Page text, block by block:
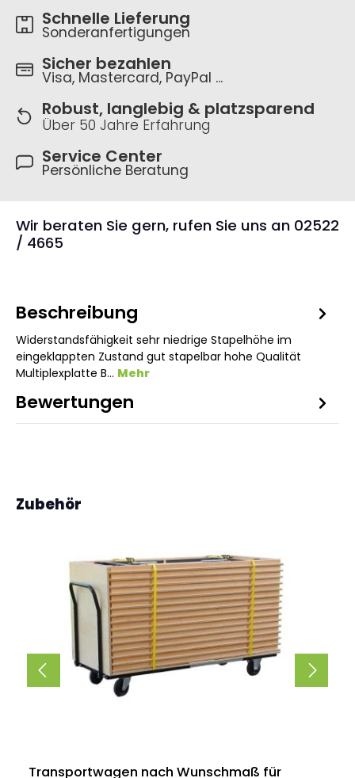
Schnelle Lieferung
Sonderanfertigungen
Sicher bezahlen
Visa, Mastercard, PayPal ...
Robust, langlebig & platzsparend
Über 50 Jahre Erfahrung
Service Center
Persönliche Beratung
Wir beraten Sie gern, rufen Sie uns an 02522
/ 4665
Beschreibung
Widerstandsfähigkeit sehr niedrige Stapelhöhe im
eingeklappten Zustand gut stapelbar hohe Qualität
Multiplexplatte B… Mehr
Bewertungen
Produktgalerie überspringen
Zubehör
Transportwagen nach Wunschmaß für